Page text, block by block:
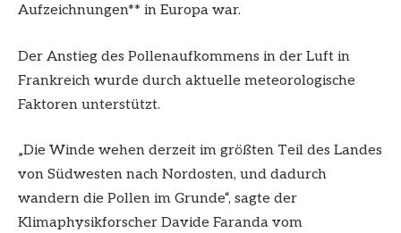
Aufzeichnungen** in Europa war.
Der Anstieg des Pollenaufkommens in der Luft in
Frankreich wurde durch aktuelle meteorologische
Faktoren unterstützt.
„Die Winde wehen derzeit im größten Teil des Landes
von Südwesten nach Nordosten, und dadurch
wandern die Pollen im Grunde“, sagte der
Klimaphysikforscher Davide Faranda vom